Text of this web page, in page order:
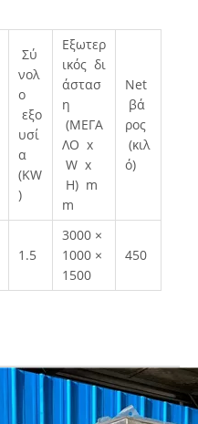
Σύ
νολ
ο
εξο
υσί
α
(KW
)
Εξωτερ
ικός δι
άστασ
η
(ΜΕΓΑ
ΛΟ x
W x
Η) m
m
Net
βά
ρος
(κιλ
ό)
1.5
3000 ×
1000 ×
1500
450